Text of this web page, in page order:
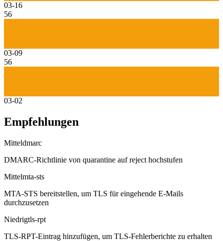
03-16
56
03-09
56
03-02
Empfehlungen
Mitteldmarc
DMARC-Richtlinie von quarantine auf reject hochstufen
Mittelmta-sts
MTA-STS bereitstellen, um TLS für eingehende E-Mails
durchzusetzen
Niedrigtls-rpt
TLS-RPT-Eintrag hinzufügen, um TLS-Fehlerberichte zu erhalten